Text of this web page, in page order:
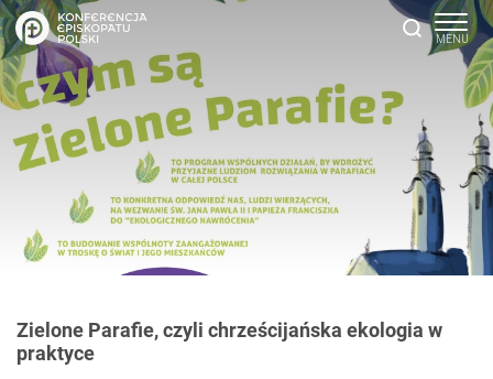
Zielone Parafie, czyli chrześcijańska ekologia w
praktyce